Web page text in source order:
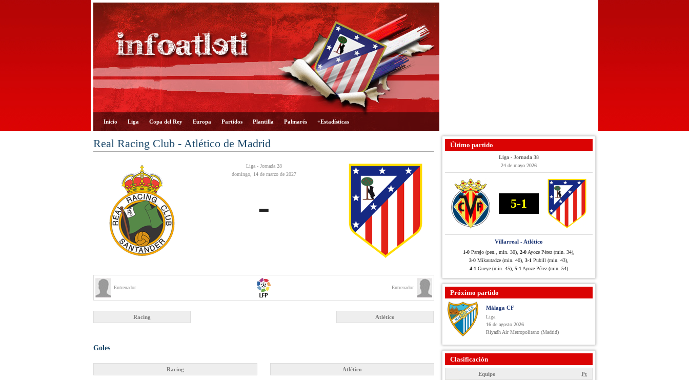
Inicio Liga Copa del Rey Europa Partidos Plantilla Palmarés +Estadísticas
Real Racing Club - Atlético de Madrid
Liga - Jornada 28
domingo, 14 de marzo de 2027
-
Entrenador Entrenador
Racing Atlético
Goles
Racing Atlético
Último partido
Liga - Jornada 38
24 de mayo 2026
5-1
Villarreal - Atlético
1-0 Parejo (pen., min. 30), 2-0 Ayoze Pérez (min. 34),
3-0 Mikautadze (min. 40), 3-1 Pubill (min. 43),
4-1 Gueye (min. 45), 5-1 Ayoze Pérez (min. 54)
Próximo partido
Málaga CF
Liga
16 de agosto 2026
Riyadh Air Metropolitano (Madrid)
Clasificación
Equipo Pt